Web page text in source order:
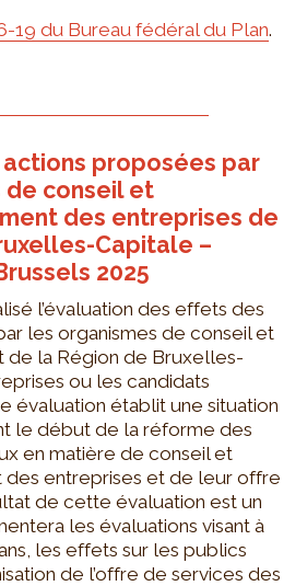
19 du Bureau fédéral du Plan.
proposées par
de conseil et
des entreprises de
Capitale –
2025
l’évaluation des effets des
les organismes de conseil et
de la Région de Bruxelles-
ou les candidats
évaluation établit une situation
le début de la réforme des
en matière de conseil et
des entreprises et de leur offre
de cette évaluation est un
les évaluations visant à
les effets sur les publics
de l’offre de services des